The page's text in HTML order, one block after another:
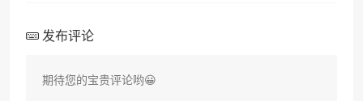
发布评论